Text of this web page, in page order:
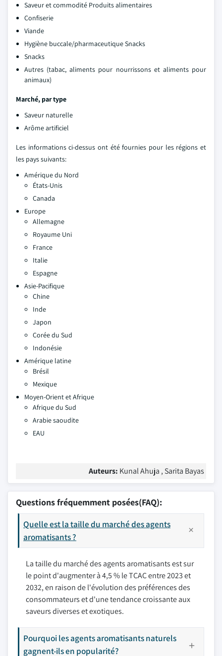
Saveur et commodité Produits alimentaires
Confiserie
Viande
Hygiène buccale/pharmaceutique Snacks
Snacks
Autres (tabac, aliments pour nourrissons et aliments pour
animaux)
Marché, par type
Saveur naturelle
Arôme artificiel
Les informations ci-dessus ont été fournies pour les régions et
les pays suivants:
Amérique du Nord
États-Unis
Canada
Europe
Allemagne
Royaume Uni
France
Italie
Espagne
Asie-Pacifique
Chine
Inde
Japon
Corée du Sud
Indonésie
Amérique latine
Brésil
Mexique
Moyen-Orient et Afrique
Afrique du Sud
Arabie saoudite
EAU
Auteurs: Kunal Ahuja , Sarita Bayas
Questions fréquemment posées(FAQ):
Quelle est la taille du marché des agents
aromatisants ?
La taille du marché des agents aromatisants est sur
le point d'augmenter à 4,5 % le TCAC entre 2023 et
2032, en raison de l'évolution des préférences des
consommateurs et d'une tendance croissante aux
saveurs diverses et exotiques.
Pourquoi les agents aromatisants naturels
gagnent-ils en popularité?